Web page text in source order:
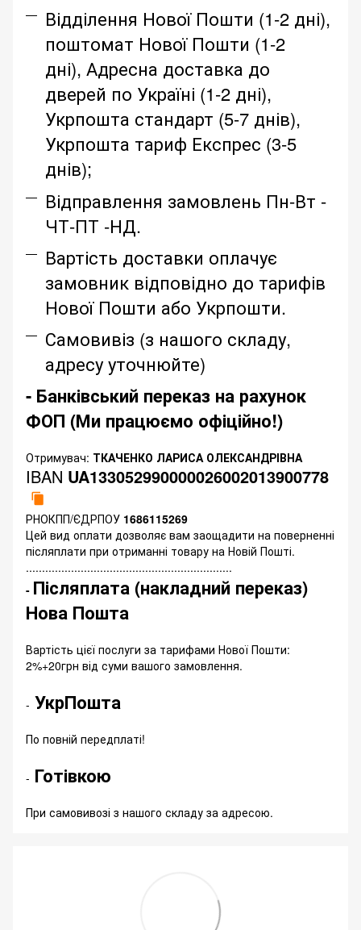
Відділення Нової Пошти (1-2 дні),
поштомат Нової Пошти (1-2
дні), Адресна доставка до
дверей по Україні (1-2 дні),
Укрпошта стандарт (5-7 днів),
Укрпошта тариф Експрес (3-5
днів);
Відправлення замовлень Пн-Вт -
ЧТ-ПТ -НД.
Вартість доставки оплачує
замовник відповідно до тарифів
Нової Пошти або Укрпошти.
Самовивіз (з нашого складу,
адресу уточнюйте)
- Банківський переказ на рахунок
ФОП (Ми працюємо офіційно!)
Отримувач: ТКАЧЕНКО ЛАРИСА ОЛЕКСАНДРІВНА
IBAN UA133052990000026002013900778
РНОКПП/ЄДРПОУ 1686115269
Цей вид оплати дозволяє вам заощадити на поверненні
післяплати при отриманні товару на Новій Пошті.
................................................................
- Післяплата (накладний переказ)
Нова Пошта
Вартість цієї послуги за тарифами Нової Пошти:
2%+20грн від суми вашого замовлення.
- УкрПошта
По повній передплаті!
- Готівкою
При самовивозі з нашого складу за адресою.